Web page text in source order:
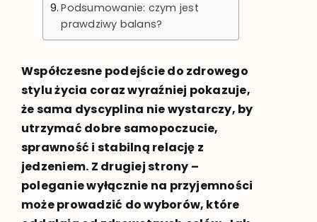
Podsumowanie: czym jest
prawdziwy balans?
Współczesne podejście do zdrowego
stylu życia coraz wyraźniej pokazuje,
że sama dyscyplina nie wystarczy, by
utrzymać dobre samopoczucie,
sprawność i stabilną relację z
jedzeniem. Z drugiej strony –
poleganie wyłącznie na przyjemności
może prowadzić do wyborów, które